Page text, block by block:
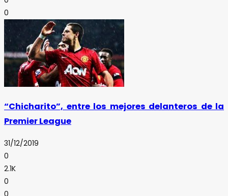
0
“Chicharito”, entre los mejores delanteros de la
Premier League
31/12/2019
0
2.1K
0
0